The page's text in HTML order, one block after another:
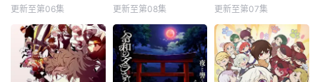
更新至第06集 更新至第08集 更新至第07集